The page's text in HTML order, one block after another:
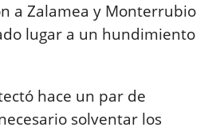
a Zalamea y Monterrubio
lugar a un hundimiento
hace un par de
solventar los